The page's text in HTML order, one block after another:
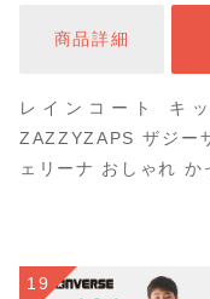
商品詳細
レインコート キ
ZAZZYZAPS ザジー
ェリーナ おしゃれ か
19